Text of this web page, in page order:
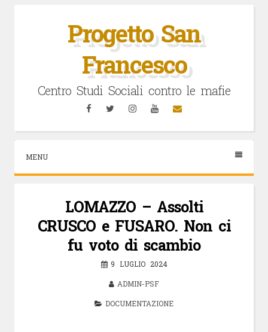
Progetto San
Francesco
Centro Studi Sociali contro le mafie
FacebookTwitterInstagramYouTubeEmail
MENU
LOMAZZO – Assolti
CRUSCO e FUSARO. Non ci
fu voto di scambio
9 LUGLIO 2024
ADMIN-PSF
DOCUMENTAZIONE